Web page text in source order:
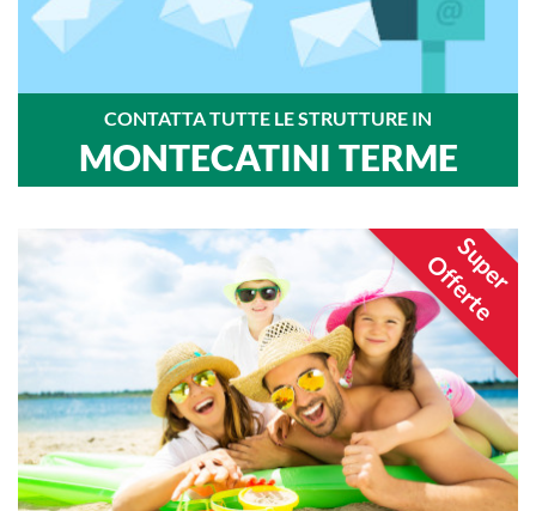
CONTATTA TUTTE LE STRUTTURE IN
MONTECATINI TERME
Super
Offerte